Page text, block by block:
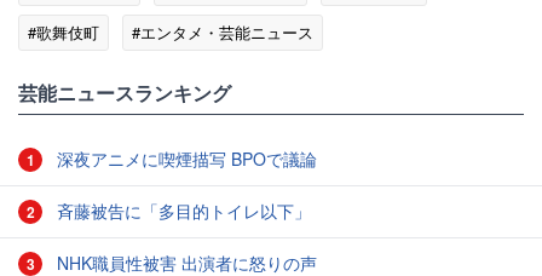
#歌舞伎町
#エンタメ・芸能ニュース
芸能ニュースランキング
1 深夜アニメに喫煙描写 BPOで議論
2 斉藤被告に「多目的トイレ以下」
3 NHK職員性被害 出演者に怒りの声